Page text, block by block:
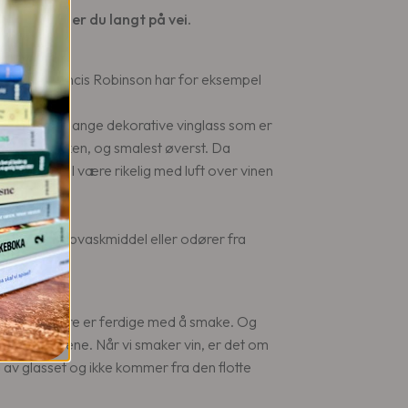
så er du langt på vei.
Jancis Robinson har for eksempel
kjempemange dekorative vinglass som er
i klokken, og smalest øverst. Da
Det skal være rikelig med luft over vinen
av oppvaskmiddel eller odører fra
rom til dere er ferdige med å smake. Og
blomstene. Når vi smaker vin, er det om
glasset og ikke kommer fra den flotte